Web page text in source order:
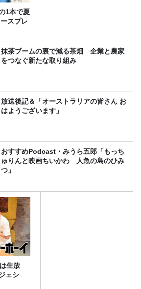
1本で夏
スプレ
抹茶ブームの裏で減る茶畑 企業と農家
をつなぐ新たな取り組み
放送後記＆「オーストラリアの皆さん お
はようございます」
おすすめPodcast・みうら五郎「もっち
ゅりんと映画ちいかわ 人魚の島のひみ
つ」
生放
ェシ